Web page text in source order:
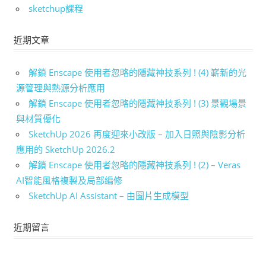
sketchup課程
近期文章
解鎖 Enscape 使用者忽略的隱藏神技系列 ! (4) 嶄新的光
源管理與熱源分析應用
解鎖 Enscape 使用者忽略的隱藏神技系列 ! (3) 景觀場景
與材質優化
SketchUp 2026 再度迎來小改版 – 加入日照與陰影分析
應用的 SketchUp 2026.2
解鎖 Enscape 使用者忽略的隱藏神技系列 ! (2) – Veras
AI智能風格複製及局部編修
SketchUp AI Assistant – 由圖片生成模型
近期留言